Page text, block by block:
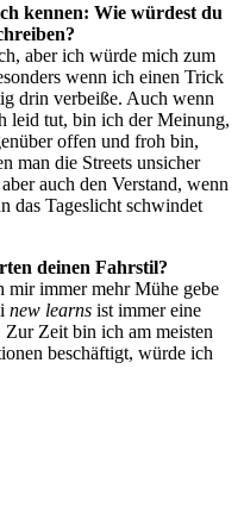
kennen: Wie würdest du
aber ich würde mich zum
wenn ich einen Trick
drin verbeiße. Auch wenn
leid tut, bin ich der Meinung,
offen und froh bin,
man die Streets unsicher
auch den Verstand, wenn
das Tageslicht schwindet
deinen Fahrstil?
mir immer mehr Mühe gebe
new learns ist immer eine
Zur Zeit bin ich am meisten
beschäftigt, würde ich